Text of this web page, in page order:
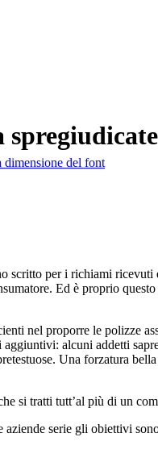
dimensione del font
scritto per i richiami
Ed è proprio
nel proporre le polizze
alcuni addetti
Una forzatura
si tratti tutt’al più di un
serie gli obiettivi